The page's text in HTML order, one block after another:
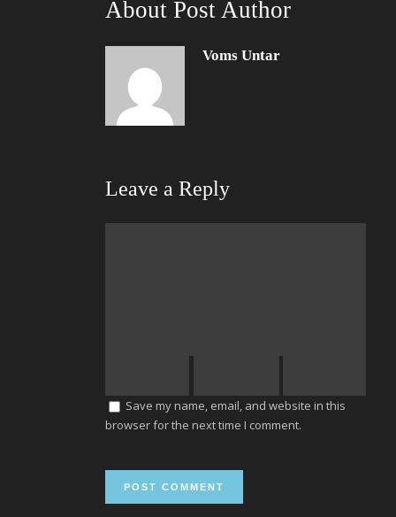
About Post Author
Voms Untar
Leave a Reply
Save my name, email, and website in this
browser for the next time I comment.